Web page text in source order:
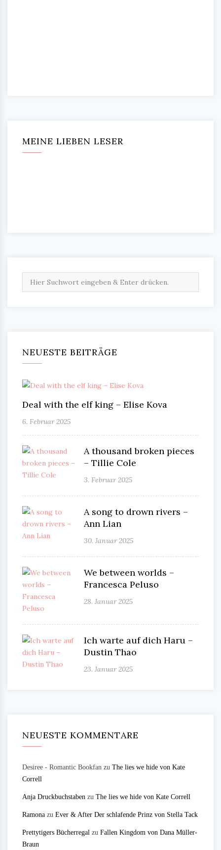
MEINE LIEBEN LESER
NEUESTE BEITRÄGE
Deal with the elf king – Elise Kova
6. Februar 2025
A thousand broken pieces
– Tillie Cole
3. Februar 2025
A song to drown rivers –
Ann Lian
30. Januar 2025
We between worlds –
Francesca Peluso
28. Januar 2025
Ich warte auf dich Haru –
Dustin Thao
23. Januar 2025
NEUESTE KOMMENTARE
Desiree - Romantic Bookfan zu The lies we hide von Kate
Correll
Anja Druckbuchstaben zu The lies we hide von Kate Correll
Ramona zu Ever & After Der schlafende Prinz von Stella Tack
Prettytigers Bücherregal zu Fallen Kingdom von Dana Müller-
Braun